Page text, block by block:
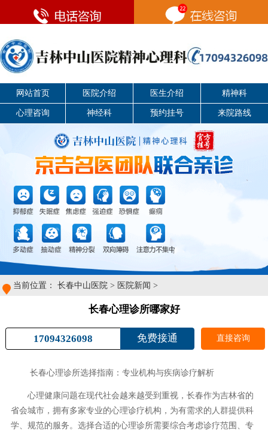
网站首页 医院介绍 医生介绍 精神科
心理咨询 神经科 预约挂号 来院路线
当前位置：长春中山医院 > 医院新闻 >
长春心理诊所哪家好
17094326098 免费接通 直接咨询
长春心理诊所选择指南：专业机构与疾病诊疗解析
心理健康问题在现代社会越来越受到重视，长春作为吉林省的
省会城市，拥有多家专业的心理诊疗机构，为有需求的人群提供科
学、规范的服务。选择合适的心理诊所需要综合考虑诊疗范围、专